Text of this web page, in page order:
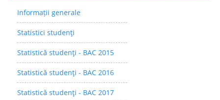
Informații generale
Statistici studenţi
Statistică studenţi - BAC 2015
Statistică studenţi - BAC 2016
Statistică studenţi - BAC 2017